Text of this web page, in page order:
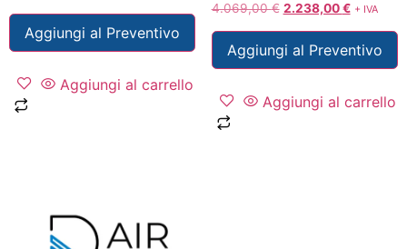
Aggiungi al Preventivo
Aggiungi al carrello
4.069,00€ 2.238,00€ + IVA
Aggiungi al Preventivo
Aggiungi al carrello